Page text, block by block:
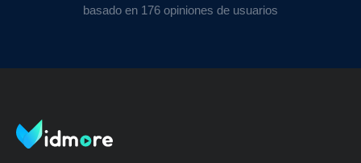
basado en 176 opiniones de usuarios